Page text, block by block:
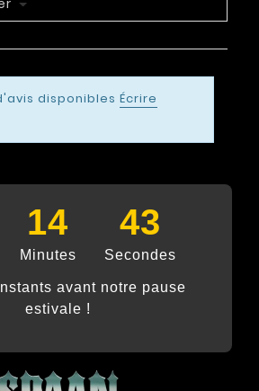
disponibles Écrire
14
Minutes
42
Secondes
avant notre pause
estivale !